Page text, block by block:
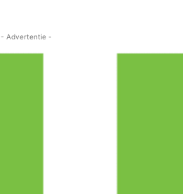
- Advertentie -